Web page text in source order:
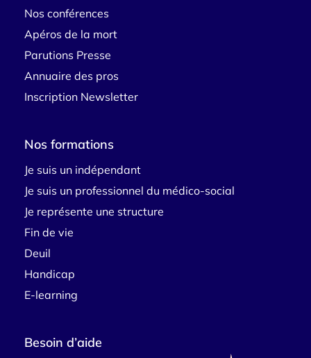
Nos conférences
Apéros de la mort
Parutions Presse
Annuaire des pros
Inscription Newsletter
Nos formations
Je suis un indépendant
Je suis un professionnel du médico-social
Je représente une structure
Fin de vie
Deuil
Handicap
E-learning
Besoin d’aide